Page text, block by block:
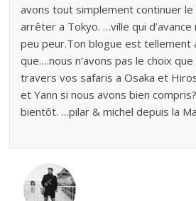
avons tout simplement continuer le
arrêter a Tokyo. …ville qui
peu peur.Ton blogue est
que….nous n’avons pas le choix
travers vos safaris a Osaka et
et Yann si nous avons bien
bientôt. …pilar & michel depuis la